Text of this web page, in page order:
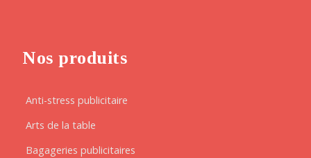
Nos produits
Anti-stress publicitaire
Arts de la table
Bagageries publicitaires